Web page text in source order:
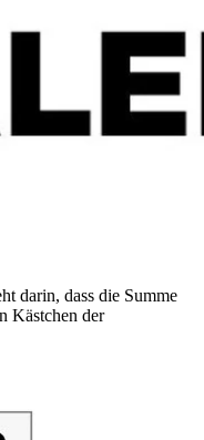
darin, dass die Summe
Kästchen der